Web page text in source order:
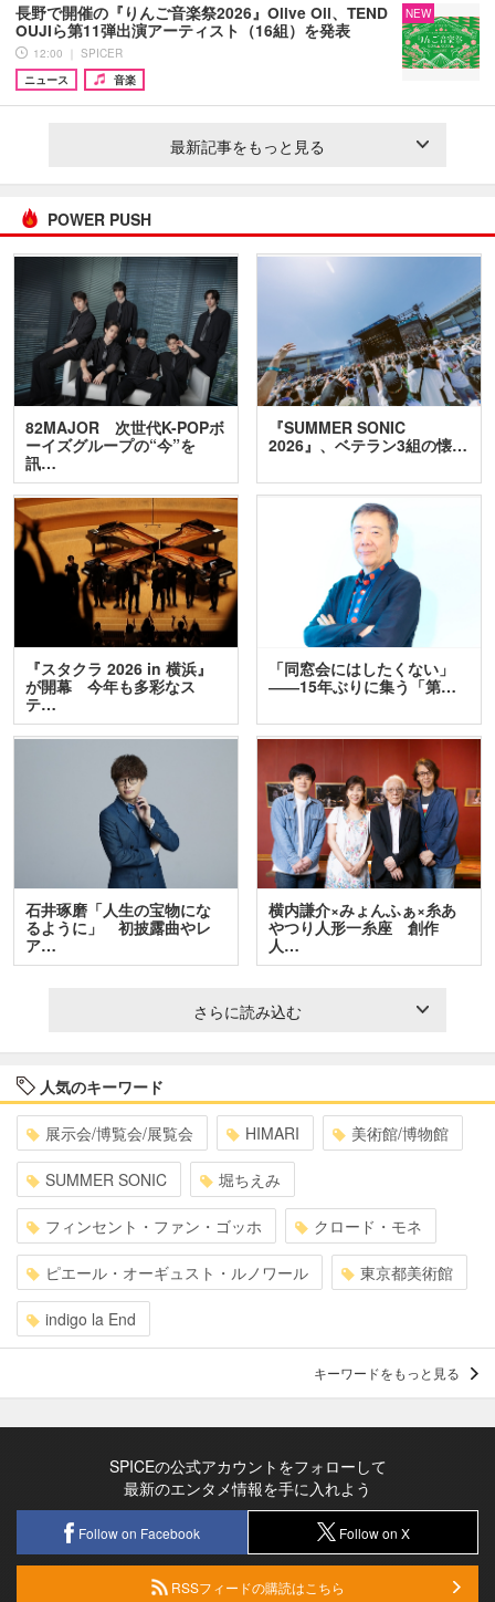
長野で開催の『りんご音楽祭2026』Olive Oil、TEND
OUJIら第11弾出演アーティスト（16組）を発表
12:00 ｜ SPICER
ニュース
音楽
NEW
最新記事をもっと見る
POWER PUSH
82MAJOR 次世代K-POPボ
ーイズグループの“今”を
訊…
『SUMMER SONIC
2026』、ベテラン3組の懐…
『スタクラ 2026 in 横浜』
が開幕 今年も多彩なス
テ…
「同窓会にはしたくない」
――15年ぶりに集う「第…
石井琢磨「人生の宝物にな
るように」 初披露曲やレ
ア…
横内謙介×みょんふぁ×糸あ
やつり人形一糸座 創作
人…
さらに読み込む
人気のキーワード
展示会/博覧会/展覧会 HIMARI 美術館/博物館
SUMMER SONIC 堀ちえみ
フィンセント・ファン・ゴッホ クロード・モネ
ピエール・オーギュスト・ルノワール 東京都美術館
indigo la End
キーワードをもっと見る
SPICEの公式アカウントをフォローして
最新のエンタメ情報を手に入れよう
Follow on Facebook Follow on X
RSSフィードの購読はこちら